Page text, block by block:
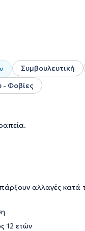
Συμβουλευτική
- Φοβίες
αλλαγές κατά
12 ετών